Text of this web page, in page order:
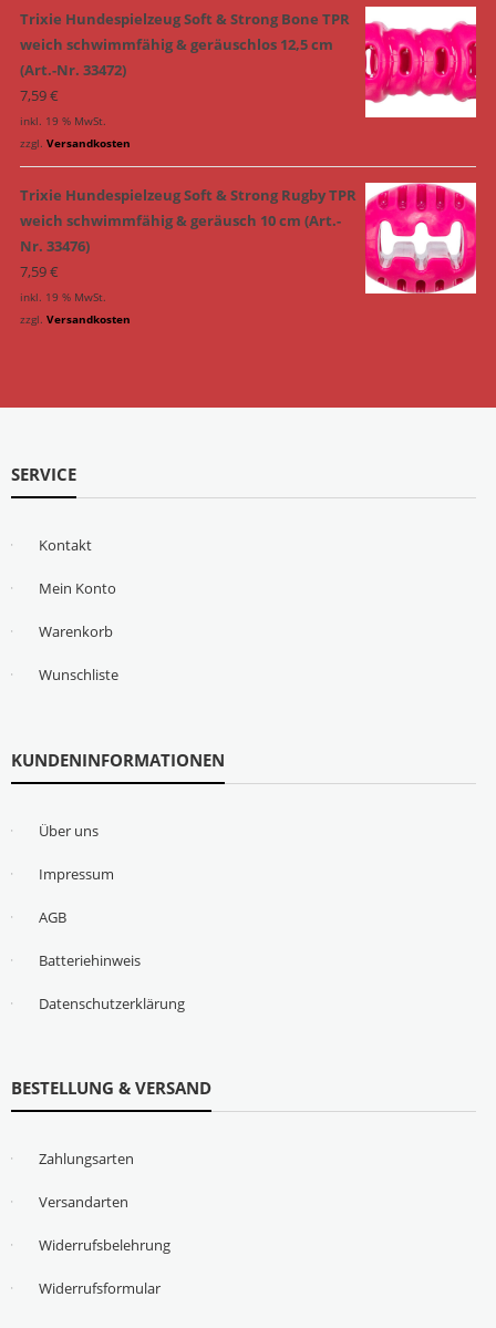
Trixie Hundespielzeug Soft & Strong Bone TPR
weich schwimmfähig & geräuschlos 12,5 cm
(Art.-Nr. 33472)
7,59€
inkl. 19 % MwSt.
zzgl. Versandkosten
Trixie Hundespielzeug Soft & Strong Rugby TPR
weich schwimmfähig & geräusch 10 cm (Art.-
Nr. 33476)
7,59€
inkl. 19 % MwSt.
zzgl. Versandkosten
SERVICE
Kontakt
Mein Konto
Warenkorb
Wunschliste
KUNDENINFORMATIONEN
Über uns
Impressum
AGB
Batteriehinweis
Datenschutzerklärung
BESTELLUNG & VERSAND
Zahlungsarten
Versandarten
Widerrufsbelehrung
Widerrufsformular